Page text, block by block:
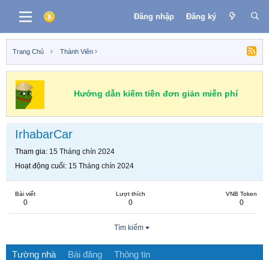
Đăng nhập Đăng ký
Trang Chủ Thành Viên
Hướng dẫn kiếm tiền đơn giản miễn phí
IrhabarCar
Tham gia 15 Tháng chín 2024
Hoạt động cuối 15 Tháng chín 2024
Bài viết
0
Lượt thích
0
VNB Token
0
Tìm kiếm
Tường nhà Bài đăng Thông tin